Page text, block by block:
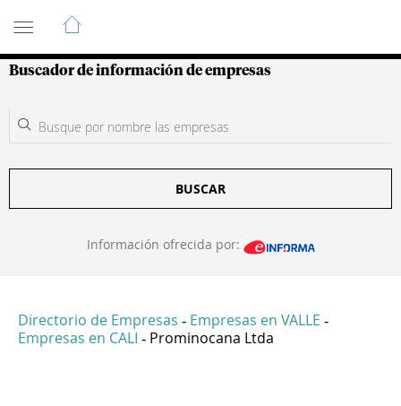
Guía de Empresas Colombianas
Buscador de información de empresas
BUSCAR
Información ofrecida por:
Directorio de Empresas - Empresas en VALLE -
Empresas en CALI - Prominocana Ltda